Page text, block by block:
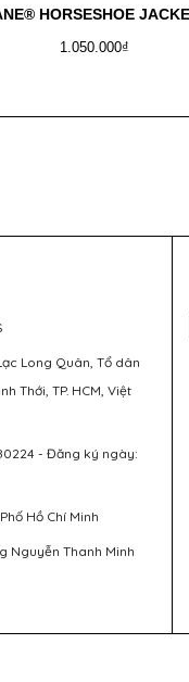
1.050.000₫
Long Quân, Tổ dân
Thới, TP. HCM, Việt
- Đăng ký ngày:
Hồ Chí Minh
Nguyễn Thanh Minh